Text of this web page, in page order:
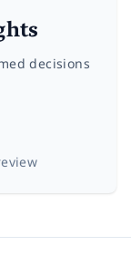
decisions